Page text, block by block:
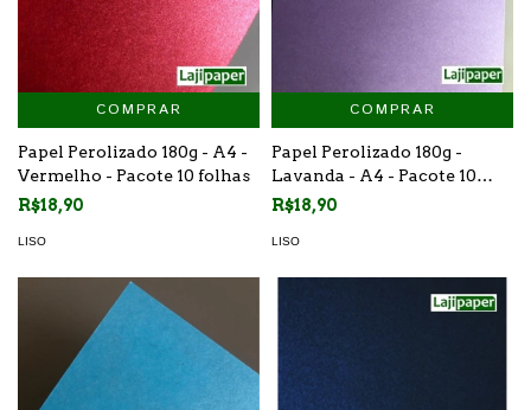
COMPRAR
Papel Perolizado 180g - A4 -
Vermelho - Pacote 10 folhas
R$18,90
LISO
COMPRAR
Papel Perolizado 180g -
Lavanda - A4 - Pacote 10
folhas
R$18,90
LISO